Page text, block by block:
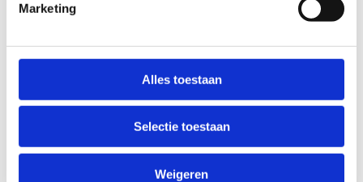
Marketing
Alles toestaan
Selectie toestaan
Weigeren
Bezoekers
moeten zich ook aan de huisregels houden.
Annuleren kan tot 48 uur vooraf via
genk@sport.vlaanderen. In dat geval wordt een
servicekost van €5,00 aangerekend.